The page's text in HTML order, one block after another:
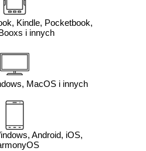
Kindle, Pocketbook,
i innych
MacOS i innych
Android, iOS,